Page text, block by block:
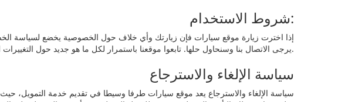
شروط الاستخدام:
إذا اخترت زيارة موقع سيارات فإن زيارتك وأي خلاف حول الخصوصية يخضع لسياسة
يرجى الاتصال بنا وسنحاول حلها. تابعوا موقعنا باستمرار لكل ما هو جديد حول التغييرات الطارئة على كل من سياسة الخصوصية وأحكام وشروط الاستخدام.
سياسة الإلغاء والاسترجاع
سياسة الإلغاء والاسترجاع يعد موقع سيارات طرفا وسيطا في تقديم خدمة